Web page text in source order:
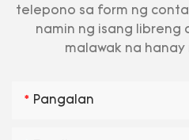
telepono sa form ng
namin ng isang libreng
malawak na
Pangalan